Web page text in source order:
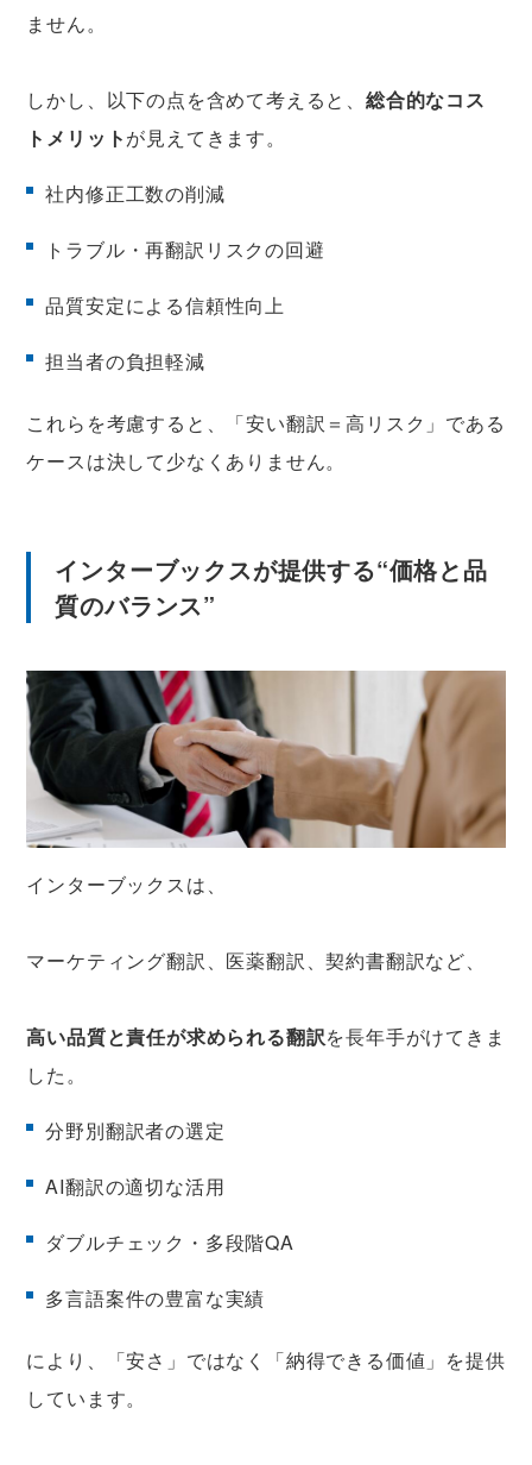
ません。
しかし、以下の点を含めて考えると、総合的なコス
トメリットが見えてきます。
社内修正工数の削減
トラブル・再翻訳リスクの回避
品質安定による信頼性向上
担当者の負担軽減
これらを考慮すると、「安い翻訳＝高リスク」である
ケースは決して少なくありません。
インターブックスが提供する“価格と品
質のバランス”
インターブックスは、
マーケティング翻訳、医薬翻訳、契約書翻訳など、
高い品質と責任が求められる翻訳を長年手がけてきま
した。
分野別翻訳者の選定
AI翻訳の適切な活用
ダブルチェック・多段階QA
多言語案件の豊富な実績
により、「安さ」ではなく「納得できる価値」を提供
しています。